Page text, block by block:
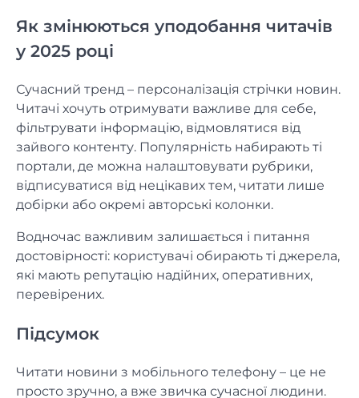
Як змінюються уподобання читачів
у 2025 році
Сучасний тренд – персоналізація стрічки новин.
Читачі хочуть отримувати важливе для себе,
фільтрувати інформацію, відмовлятися від
зайвого контенту. Популярність набирають ті
портали, де можна налаштовувати рубрики,
відписуватися від нецікавих тем, читати лише
добірки або окремі авторські колонки.
Водночас важливим залишається і питання
достовірності: користувачі обирають ті джерела,
які мають репутацію надійних, оперативних,
перевірених.
Підсумок
Читати новини з мобільного телефону – це не
просто зручно, а вже звичка сучасної людини.